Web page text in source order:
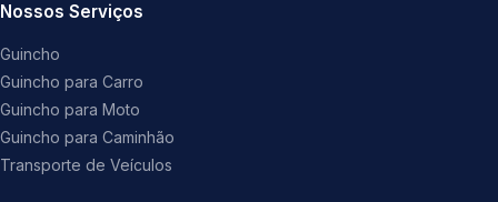
Nossos Serviços
Guincho
Guincho para Carro
Guincho para Moto
Guincho para Caminhão
Transporte de Veículos